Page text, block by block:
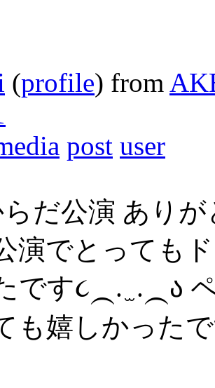
(profile) from
post user
だ公演 あり
演でとっても
です૮⁔. ̫ .⁔ა
も嬉しかった